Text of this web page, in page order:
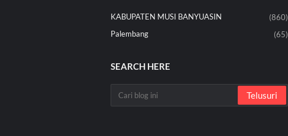
KABUPATEN MUSI BANYUASIN
(860)
Palembang
(65)
SEARCH HERE